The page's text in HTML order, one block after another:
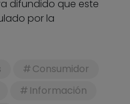
difundido que este
por la
Consumidor
Información